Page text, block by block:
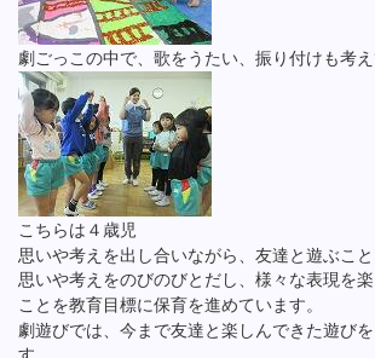
劇ごっこの中で、歌をうたい、振り付けも考え
こちらは４歳児
思いや考えを出し合いながら、友達と遊ぶこ
思いや考えをのびのびとだし、様々な表現を楽
ことを教育目標に保育を進めています。
劇遊びでは、今まで友達と楽しんできた遊び
す。